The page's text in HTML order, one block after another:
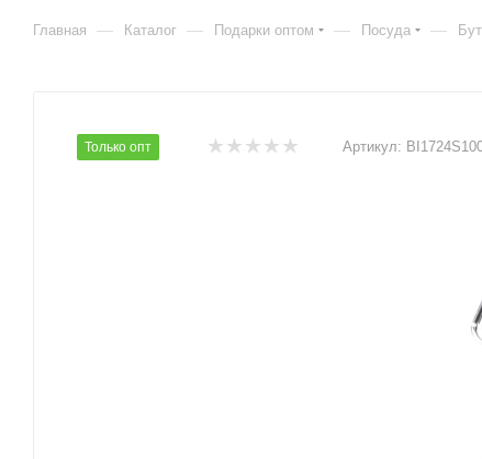
Главная — Каталог — Подарки оптом — Посуда —
Только опт Артикул: